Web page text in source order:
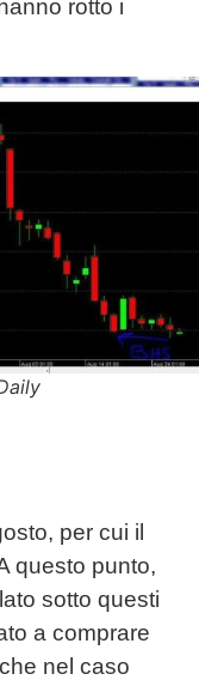
rotto i
per cui il
questo punto,
sotto questi
a comprare
nel caso